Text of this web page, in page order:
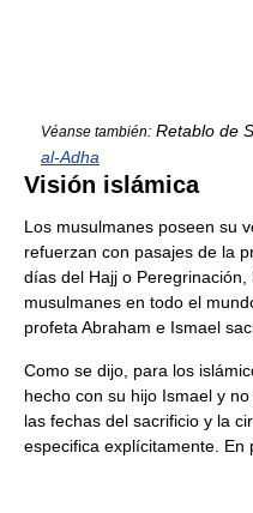
Véanse también: Retablo de
al-Adha
Visión islámica
Los musulmanes poseen su
refuerzan con pasajes de la
días del Hajj o
musulmanes en todo el
profeta Abraham e Ismael
Como se dijo, para los
hecho con su hijo Ismael y
las fechas del sacrificio y la
especifica explícitamente. En